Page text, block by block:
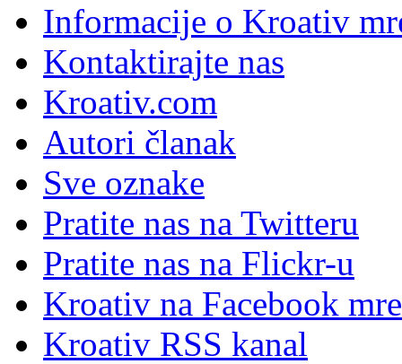
Informacije o Kroativ
Kontaktirajte nas
Kroativ.com
Autori članak
Sve oznake
Pratite nas na Twitteru
Pratite nas na Flickr-u
Kroativ na Facebook
Kroativ RSS kanal